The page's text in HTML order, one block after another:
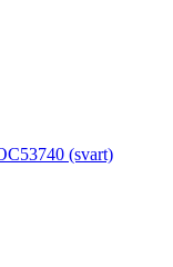
(svart)